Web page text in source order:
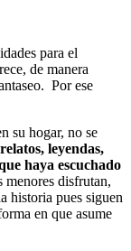
para el
de manera
Por ese
su hogar, no se
leyendas,
haya escuchado
menores disfrutan,
historia pues siguen
en que asume